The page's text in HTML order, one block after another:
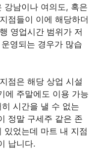
강남이나 여의도, 혹은
점들이 이에 해당하더
영업시간 범위가 저
영되는 경우가 많습
점은 해당 상업 시설
에 주말에도 이용 가능
시간을 낼 수 없는
정말 구세주 같은 존
있었는데 마트 내 지점
납니다.